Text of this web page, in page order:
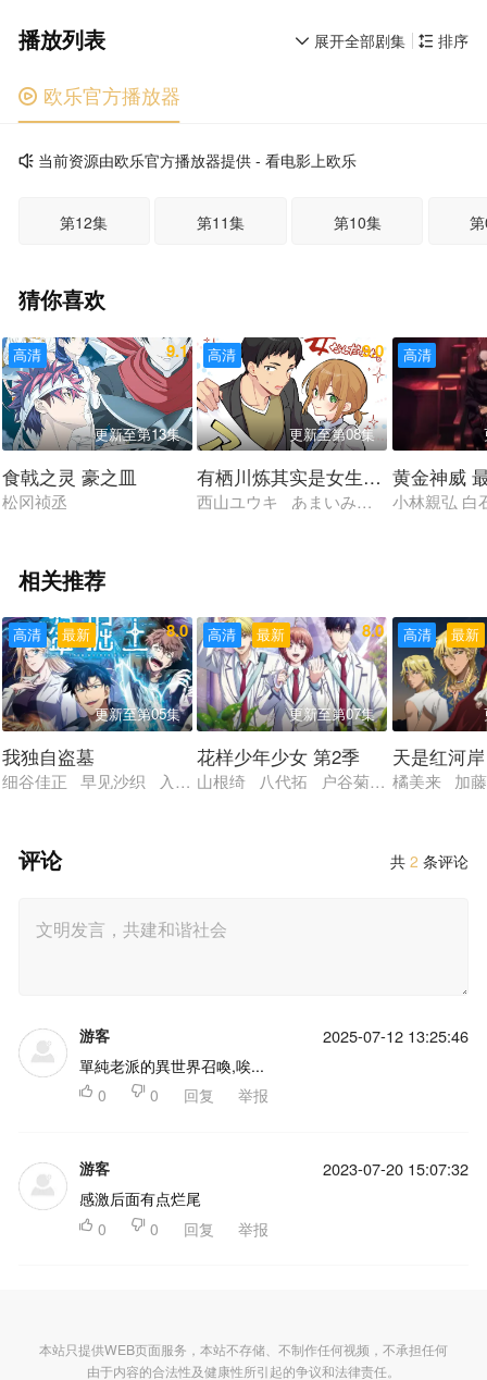
 排序
 展开全部剧集
播放列表
 欧乐官方播放器
当前资源由欧乐官方播放器提供 - 看电影上欧乐
第12集 第11集 第10集
猜你喜欢
高清 9.1
更新至第13集
食戟之灵 豪之皿
松冈祯丞
高清 9.0
更新至第08集
有栖川炼其实是女生对吧
西山ユウキ あまいみるく 夏樹柑菜
高清
黄金神威
小林親弘 白
相关推荐
最新
高清 8.0
更新至第05集
我独自盗墓
细谷佳正 早见沙织 入野自由 诹访部顺一
最新
高清 8.0
更新至第07集
花样少年少女 第2季
山根绮 八代拓 户谷菊之介 梅原裕
最新
高清
天是红河岸
橘美来 加
共2 条评论
评论
游客 2025-07-12 13:25:46
單純老派的異世界召喚,唉...
 0  0 回复 举报
游客 2023-07-20 15:07:32
感激后面有点烂尾
 0  0 回复 举报
本站只提供WEB页面服务，本站不存储、不制作任何视频，不承担任何
由于内容的合法性及健康性所引起的争议和法律责任。